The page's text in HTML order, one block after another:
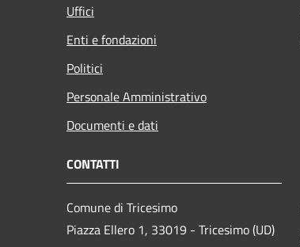
Uffici
Enti e fondazioni
Politici
Personale Amministrativo
Documenti e dati
CONTATTI
Comune di Tricesimo
Piazza Ellero 1, 33019 - Tricesimo (UD)